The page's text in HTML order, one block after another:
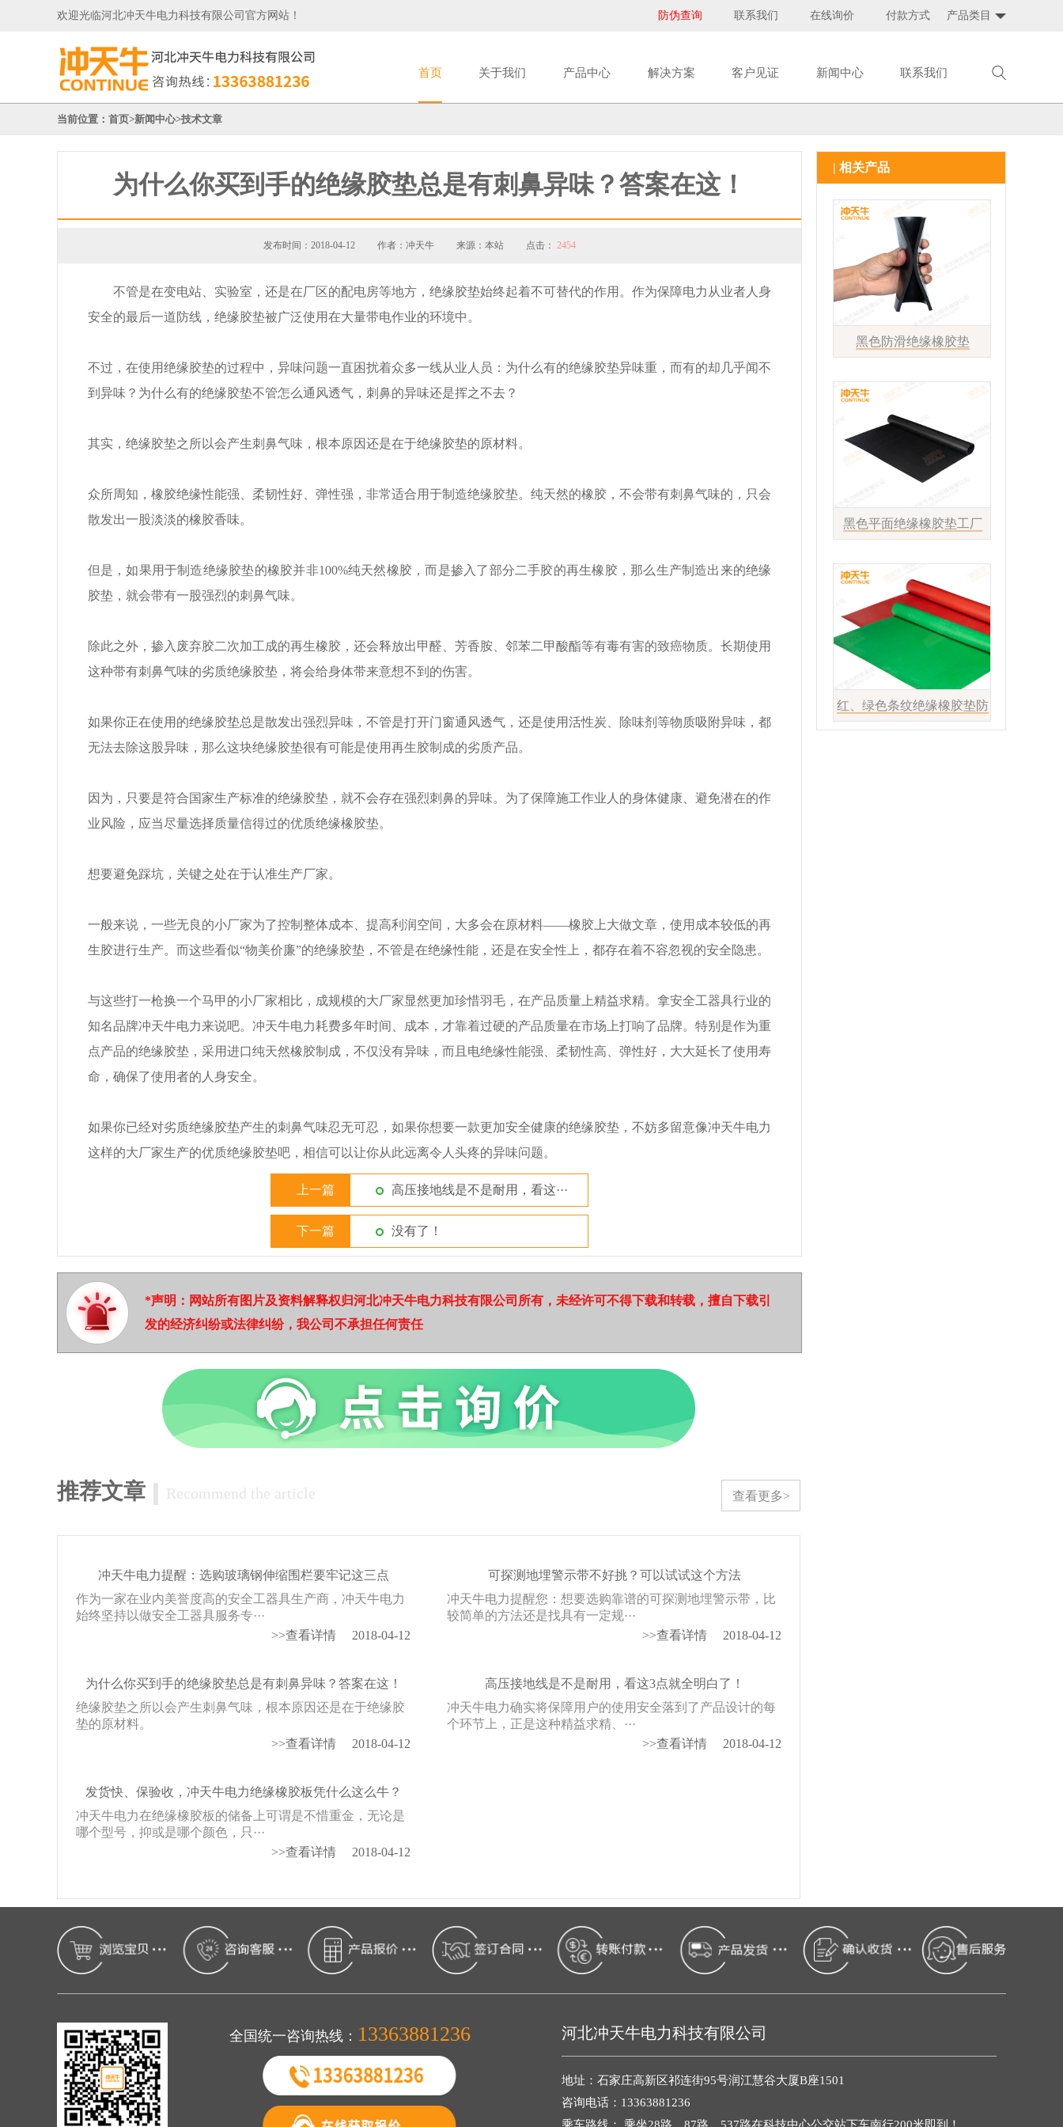
欢迎光临河北冲天牛电力科技有限公司官方网站！ 防伪查询 联系我们 在线询价 付款方式 产品类目
首页 关于我们 产品中心 解决方案 客户见证 新闻中心 联系我们
当前位置： 首页>新闻中心>技术文章
为什么你买到手的绝缘胶垫总是有刺鼻异味？答案在这！
发布时间：2018-04-12 作者：冲天牛 来源：本站 点击： 2454
不管是在变电站、实验室，还是在厂区的配电房等地方，绝缘胶垫始终起着不可替代的作用。作为保障电力从业者人身
安全的最后一道防线，绝缘胶垫被广泛使用在大量带电作业的环境中。
不过，在使用绝缘胶垫的过程中，异味问题一直困扰着众多一线从业人员：为什么有的绝缘胶垫异味重，而有的却几乎闻不
到异味？为什么有的绝缘胶垫不管怎么通风透气，刺鼻的异味还是挥之不去？
其实，绝缘胶垫之所以会产生刺鼻气味，根本原因还是在于绝缘胶垫的原材料。
众所周知，橡胶绝缘性能强、柔韧性好、弹性强，非常适合用于制造绝缘胶垫。纯天然的橡胶，不会带有刺鼻气味的，只会
散发出一股淡淡的橡胶香味。
但是，如果用于制造绝缘胶垫的橡胶并非100%纯天然橡胶，而是掺入了部分二手胶的再生橡胶，那么生产制造出来的绝缘
胶垫，就会带有一股强烈的刺鼻气味。
除此之外，掺入废弃胶二次加工成的再生橡胶，还会释放出甲醛、芳香胺、邻苯二甲酸酯等有毒有害的致癌物质。长期使用
这种带有刺鼻气味的劣质绝缘胶垫，将会给身体带来意想不到的伤害。
如果你正在使用的绝缘胶垫总是散发出强烈异味，不管是打开门窗通风透气，还是使用活性炭、除味剂等物质吸附异味，都
无法去除这股异味，那么这块绝缘胶垫很有可能是使用再生胶制成的劣质产品。
因为，只要是符合国家生产标准的绝缘胶垫，就不会存在强烈刺鼻的异味。为了保障施工作业人的身体健康、避免潜在的作
业风险，应当尽量选择质量信得过的优质绝缘橡胶垫。
想要避免踩坑，关键之处在于认准生产厂家。
一般来说，一些无良的小厂家为了控制整体成本、提高利润空间，大多会在原材料——橡胶上大做文章，使用成本较低的再
生胶进行生产。而这些看似“物美价廉”的绝缘胶垫，不管是在绝缘性能，还是在安全性上，都存在着不容忽视的安全隐患。
与这些打一枪换一个马甲的小厂家相比，成规模的大厂家显然更加珍惜羽毛，在产品质量上精益求精。拿安全工器具行业的
知名品牌冲天牛电力来说吧。冲天牛电力耗费多年时间、成本，才靠着过硬的产品质量在市场上打响了品牌。特别是作为重
点产品的绝缘胶垫，采用进口纯天然橡胶制成，不仅没有异味，而且电绝缘性能强、柔韧性高、弹性好，大大延长了使用寿
命，确保了使用者的人身安全。
如果你已经对劣质绝缘胶垫产生的刺鼻气味忍无可忍，如果你想要一款更加安全健康的绝缘胶垫，不妨多留意像冲天牛电力
这样的大厂家生产的优质绝缘胶垫吧，相信可以让你从此远离令人头疼的异味问题。
上一篇 高压接地线是不是耐用，看这···
下一篇 没有了！
*声明：网站所有图片及资料解释权归河北冲天牛电力科技有限公司所有，未经许可不得下载和转载，擅自下载引
发的经济纠纷或法律纠纷，我公司不承担任何责任
推荐文章 Recommend the article 查看更多>
冲天牛电力提醒：选购玻璃钢伸缩围栏要牢记这三点
作为一家在业内美誉度高的安全工器具生产商，冲天牛电力
始终坚持以做安全工器具服务专···
>>查看详情
2018-04-12
可探测地埋警示带不好挑？可以试试这个方法
冲天牛电力提醒您：想要选购靠谱的可探测地埋警示带，比
较简单的方法还是找具有一定规···
>>查看详情
2018-04-12
为什么你买到手的绝缘胶垫总是有刺鼻异味？答案在这！
绝缘胶垫之所以会产生刺鼻气味，根本原因还是在于绝缘胶
垫的原材料。
>>查看详情
2018-04-12
高压接地线是不是耐用，看这3点就全明白了！
冲天牛电力确实将保障用户的使用安全落到了产品设计的每
个环节上，正是这种精益求精、···
>>查看详情
2018-04-12
发货快、保验收，冲天牛电力绝缘橡胶板凭什么这么牛？
冲天牛电力在绝缘橡胶板的储备上可谓是不惜重金，无论是
哪个型号，抑或是哪个颜色，只···
>>查看详情
2018-04-12
| 相关产品
黑色防滑绝缘橡胶垫
黑色平面绝缘橡胶垫工厂
红、绿色条纹绝缘橡胶垫防
全国统一咨询热线： 13363881236 河北冲天牛电力科技有限公司
地址：石家庄高新区祁连街95号润江慧谷大厦B座1501
咨询电话：13363881236